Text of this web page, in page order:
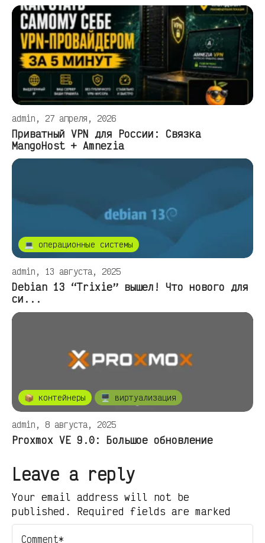
admin, 27 апреля, 2026
Приватный VPN для России: Связка
MangoHost + Amnezia
💻 операционные системы
admin, 13 августа, 2025
Debian 13 “Trixie” вышел! Что нового для
си...
📦 контейнеры 🖥️ виртуализация
admin, 8 августа, 2025
Proxmox VE 9.0: Большое обновление
Leave a reply
Your email address will not be
published. Required fields are marked